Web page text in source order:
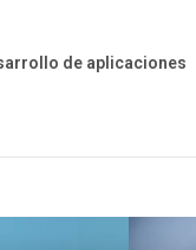
de aplicaciones